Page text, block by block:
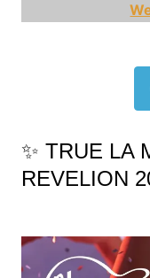
✨ TRUE LA
REVELION